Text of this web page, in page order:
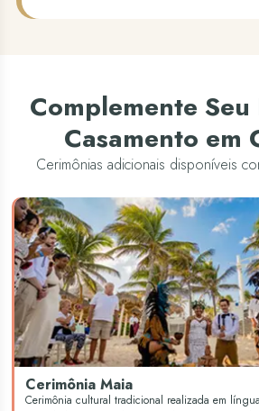
Complemente Seu
Casamento em
Cerimônias adicionais disponíveis
Cerimônia Maia
Cerimônia cultural tradicional realizada em